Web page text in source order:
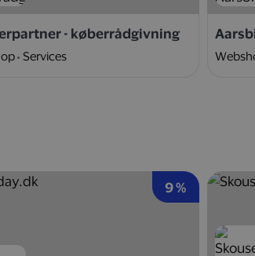
- køberrådgivning
Services
9 %